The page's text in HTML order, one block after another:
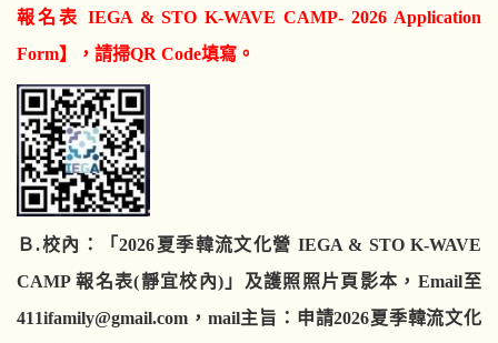
報名表 IEGA & STO K-WAVE CAMP-2026 Application
Form】 ， 請掃QR Code填寫 。
Ｂ.校內 ： 「2026夏季韓流文化營 IEGA & STO K-WAVE
CAMP報名表(靜宜校內) 」及護照照片頁影本， Email至
411ifamily@gmail.com ， mail主旨：申請2026夏季韓流文化